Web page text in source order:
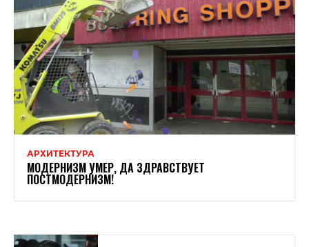
АРХИТЕКТУРА
МОДЕРНИЗМ УМЕР, ДА ЗДРАВСТВУЕТ
ПОСТМОДЕРНИЗМ!